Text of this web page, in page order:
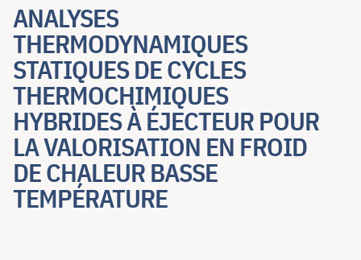
ANALYSES
THERMODYNAMIQUES
STATIQUES DE CYCLES
THERMOCHIMIQUES
HYBRIDES À ÉJECTEUR POUR
LA VALORISATION EN FROID
DE CHALEUR BASSE
TEMPÉRATURE